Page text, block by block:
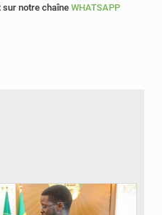
sur notre chaîne WHATSAPP